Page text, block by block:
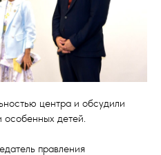
центра и обсудили
детей.
правления